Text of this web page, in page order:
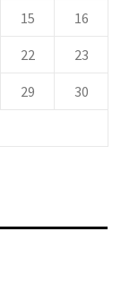
15 16
22 23
29 30